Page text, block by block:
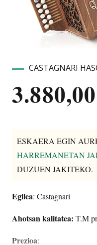
CASTAGNARI
ESKAERA EGIN
HARREMANETAN
DUZUEN JAKITEKO.
Egilea: Castagnari
Ahotsan kalitatea: T.M
Prezioa: